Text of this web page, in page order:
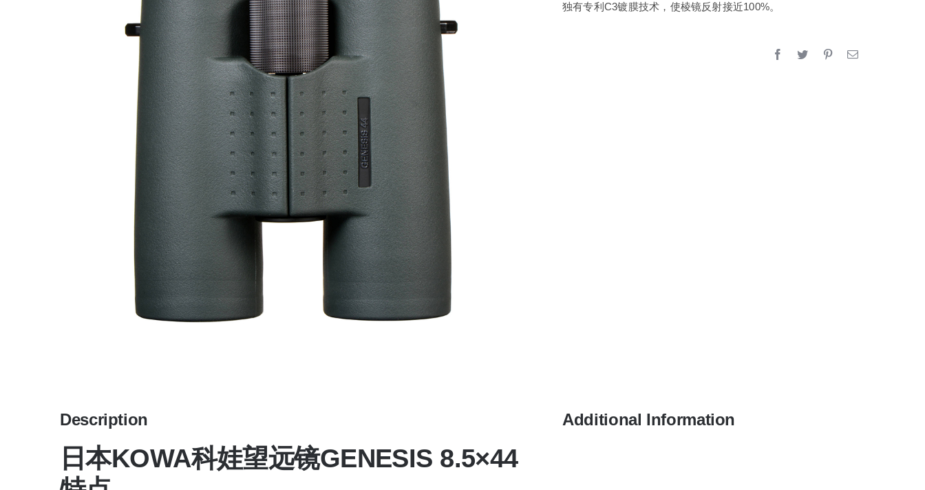
米尔特望远镜
独有专利C3镀膜技术，使棱镜反射接近100%。
Description
日本KOWA科娃望远镜GENESIS 8.5×44
Additional Information